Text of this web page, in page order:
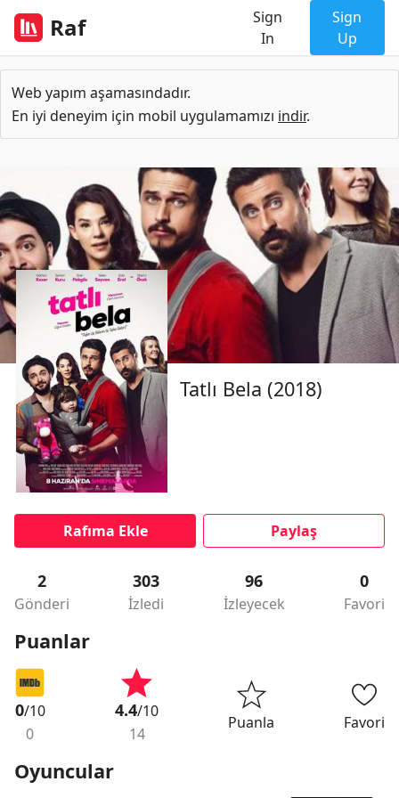
Raf
Sign
In
Sign
Up
Web yapım aşamasındadır.
En iyi deneyim için mobil uygulamamızı indir.
Tatlı Bela (2018)
Rafıma Ekle Paylaş
2
Gönderi
303
İzledi
96
İzleyecek
0
Favori
Puanlar
0/10
0
4.4/10
14
Puanla Favori
Oyuncular